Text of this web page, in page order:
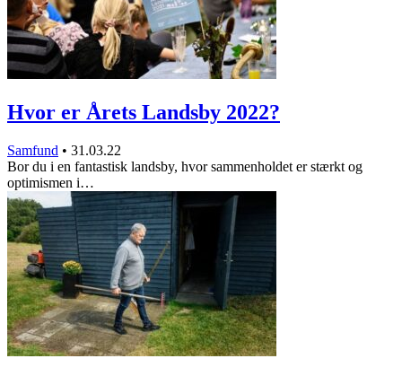
Hvor er Årets Landsby 2022?
Samfund • 31.03.22
Bor du i en fantastisk landsby, hvor sammenholdet er stærkt og
optimismen i…